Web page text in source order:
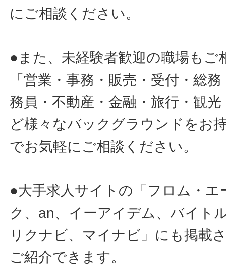
にご相談ください。
●また、未経験者歓迎の職場もご
「営業・事務・販売・受付・総
務員・不動産・金融・旅行・観
ど様々なバックグラウンドをお
でお気軽にご相談ください。
●大手求人サイトの「フロム・
ク、an、イーアイデム、バイト
リクナビ、マイナビ」にも掲載
ご紹介できます。